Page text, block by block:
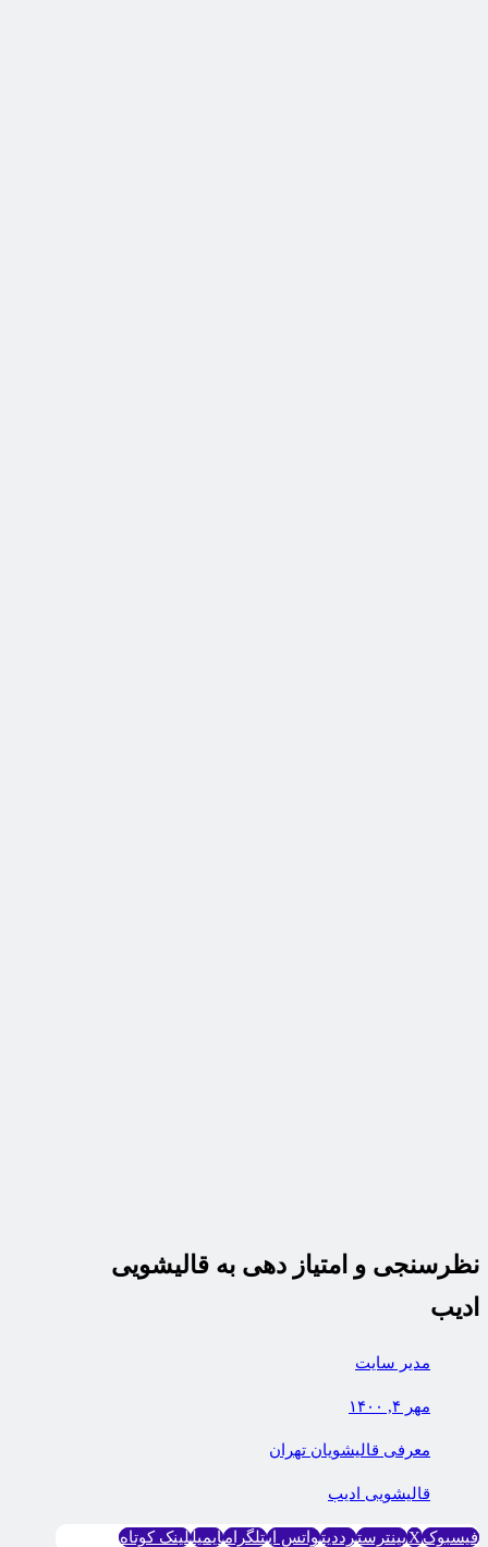
نظرسنجی و امتیاز دهی به قالیشویی
ادیب
مدیر سایت
مهر ۴, ۱۴۰۰
معرفی قالیشویان تهران
قاليشویی اديب
فیسبوکXپینترسترددیتواتس اپتلگرامایمیللینک کوتاه